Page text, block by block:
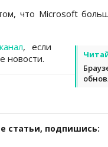
что Microsoft
, если
новости.
статьи, подпишись: